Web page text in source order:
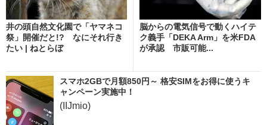
井の頭自然文化園で「ヤマネコ
祭」開催だと!? なにそれ行き
たい | ねとらぼ
脳からの電気信号で動くハイテ
ク義手「DEKA Arm」を米FDA
が承認 市販可能...
スマホ2GBで月額850円～ 格安SIMをお得に使うキ
ャンペーン実施中！
(IIJmio)